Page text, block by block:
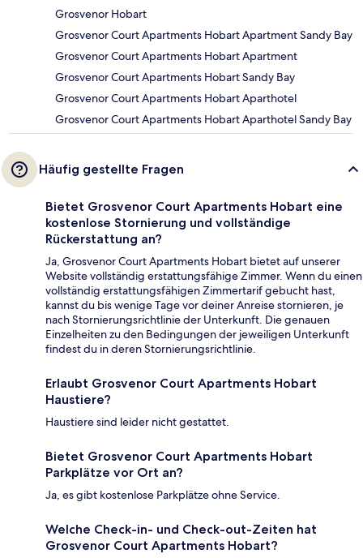
Grosvenor Hobart
Grosvenor Court Apartments Hobart Apartment Sandy Bay
Grosvenor Court Apartments Hobart Apartment
Grosvenor Court Apartments Hobart Sandy Bay
Grosvenor Court Apartments Hobart Aparthotel
Grosvenor Court Apartments Hobart Aparthotel Sandy Bay
Häufig gestellte Fragen
Bietet Grosvenor Court Apartments Hobart eine
kostenlose Stornierung und vollständige
Rückerstattung an?
Ja, Grosvenor Court Apartments Hobart bietet auf unserer
Website vollständig erstattungsfähige Zimmer. Wenn du einen
vollständig erstattungsfähigen Zimmertarif gebucht hast,
kannst du bis wenige Tage vor deiner Anreise stornieren, je
nach Stornierungsrichtlinie der Unterkunft. Die genauen
Einzelheiten zu den Bedingungen der jeweiligen Unterkunft
findest du in deren Stornierungsrichtlinie.
Erlaubt Grosvenor Court Apartments Hobart
Haustiere?
Haustiere sind leider nicht gestattet.
Bietet Grosvenor Court Apartments Hobart
Parkplätze vor Ort an?
Ja, es gibt kostenlose Parkplätze ohne Service.
Welche Check-in- und Check-out-Zeiten hat
Grosvenor Court Apartments Hobart?